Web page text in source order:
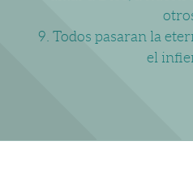
9. Todos pasaran la
el